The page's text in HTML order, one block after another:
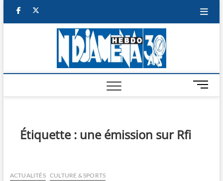
facebook
M
e
Étiquette : une émission sur Rfi
ACTUALITÉS CULTURE & SPORTS